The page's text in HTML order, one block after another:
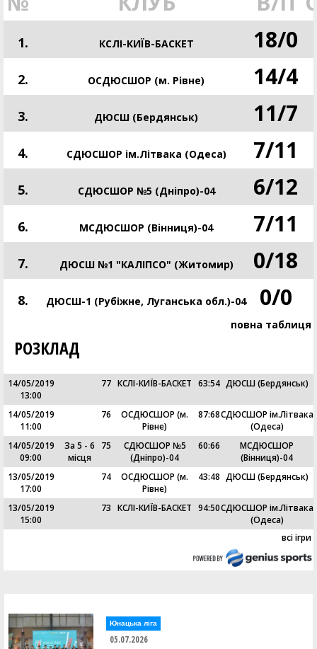
1. КСЛІ-КИЇВ-БАСКЕТ 18/0
2. ОСДЮСШОР (м. Рівне) 14/4
3. ДЮСШ (Бердянськ) 11/7
4. СДЮСШОР ім.Літвака (Одеса) 7/11
5. СДЮСШОР №5 (Дніпро)-04 6/12
6. МСДЮСШОР (Вінниця)-04 7/11
7. ДЮСШ №1 "КАЛІПСО" (Житомир) 0/18
8. ДЮСШ-1 (Рубіжне, Луганська обл.)-04 0/0
повна таблиця
РОЗКЛАД
14/05/2019
13:00
77 КСЛІ-КИЇВ-БАСКЕТ 63:54 ДЮСШ (Бердянськ)
14/05/2019
11:00
76
ОСДЮСШОР (м.
Рівне)
87:68СДЮСШОР ім.Літвака
(Одеса)
14/05/2019
09:00
За 5 - 6
місця
75
СДЮСШОР №5
(Дніпро)-04
60:66
МСДЮСШОР
(Вінниця)-04
13/05/2019
17:00
74
ОСДЮСШОР (м.
Рівне)
43:48 ДЮСШ (Бердянськ)
13/05/2019
15:00
73 КСЛІ-КИЇВ-БАСКЕТ 94:50СДЮСШОР ім.Літвака
(Одеса)
всі ігри
Юнацька ліга
05.07.2026